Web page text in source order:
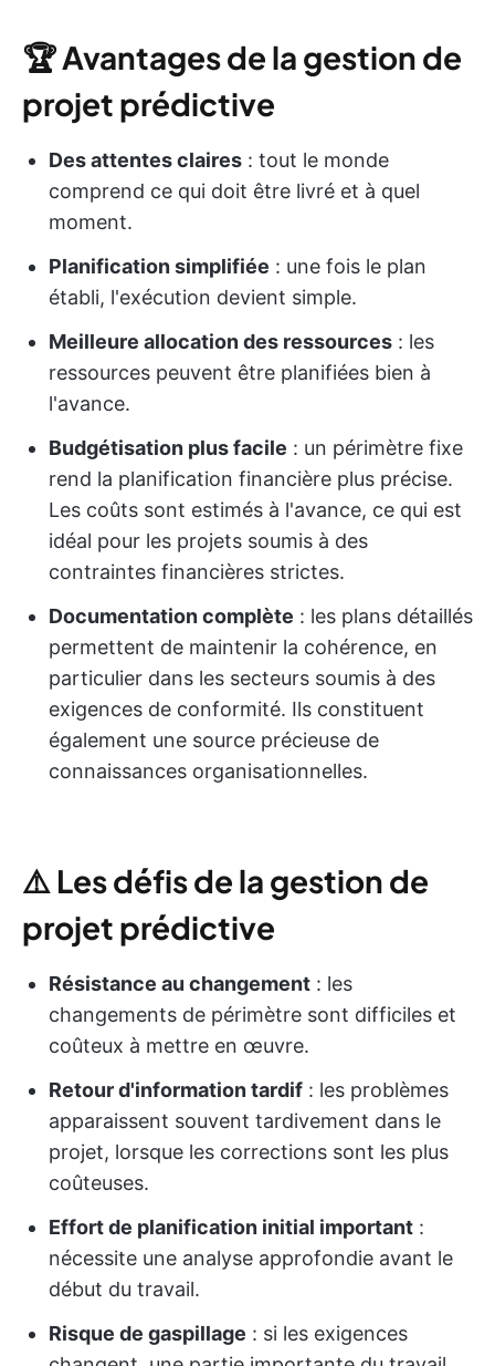
🏆Avantages de la gestion de
projet prédictive
Des attentes claires : tout le monde
comprend ce qui doit être livré et à quel
moment.
Planification simplifiée : une fois le plan
établi, l'exécution devient simple.
Meilleure allocation des ressources : les
ressources peuvent être planifiées bien à
l'avance.
Budgétisation plus facile : un périmètre fixe
rend la planification financière plus précise.
Les coûts sont estimés à l'avance, ce qui est
idéal pour les projets soumis à des
contraintes financières strictes.
Documentation complète : les plans détaillés
permettent de maintenir la cohérence, en
particulier dans les secteurs soumis à des
exigences de conformité. Ils constituent
également une source précieuse de
connaissances organisationnelles.
⚠️ Les défis de la gestion de
projet prédictive
Résistance au changement : les
changements de périmètre sont difficiles et
coûteux à mettre en œuvre.
Retour d'information tardif : les problèmes
apparaissent souvent tardivement dans le
projet, lorsque les corrections sont les plus
coûteuses.
Effort de planification initial important :
nécessite une analyse approfondie avant le
début du travail.
Risque de gaspillage : si les exigences